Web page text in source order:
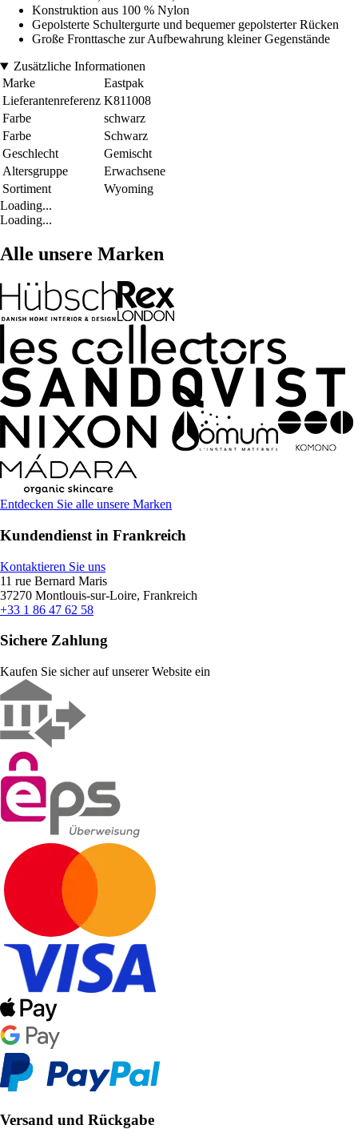
Konstruktion aus 100 % Nylon
Gepolsterte Schultergurte und bequemer gepolsterter Rücken
Große Fronttasche zur Aufbewahrung kleiner Gegenstände
Zusätzliche Informationen
Marke
Eastpak
Lieferantenreferenz K811008
Farbe
schwarz
Farbe
Schwarz
Geschlecht
Gemischt
Altersgruppe
Erwachsene
Sortiment
Wyoming
Loading...
Loading...
Alle unsere Marken
Entdecken Sie alle unsere Marken
Kundendienst in Frankreich
Kontaktieren Sie uns
11 rue Bernard Maris
37270 Montlouis-sur-Loire, Frankreich
+33 1 86 47 62 58
Sichere Zahlung
Kaufen Sie sicher auf unserer Website ein
Versand und Rückgabe